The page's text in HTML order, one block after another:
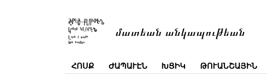
մատեան անկապութեան
ՀՈՍՔ ԺԱՊԱՒԷՆ ԽՑԻԿ ԹՈՒԱՆՇԱՅԻՆ